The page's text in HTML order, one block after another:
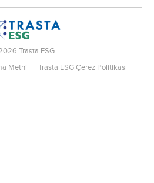
Trasta ESG
Metni Trasta ESG Çerez Politikası